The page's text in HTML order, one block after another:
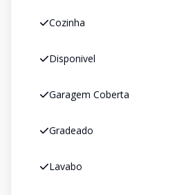
Cozinha
Disponivel
Garagem Coberta
Gradeado
Lavabo